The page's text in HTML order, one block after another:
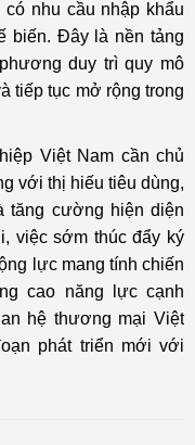
nhu cầu nhập khẩu
biến. Đây là nền tảng
duy trì quy mô
tiếp tục mở rộng trong
Việt Nam cần chủ
với thị hiếu tiêu dùng,
tăng cường hiện diện
việc sớm thúc đẩy ký
lực mang tính chiến
cao năng lực cạnh
hệ thương mại Việt
phát triển mới với